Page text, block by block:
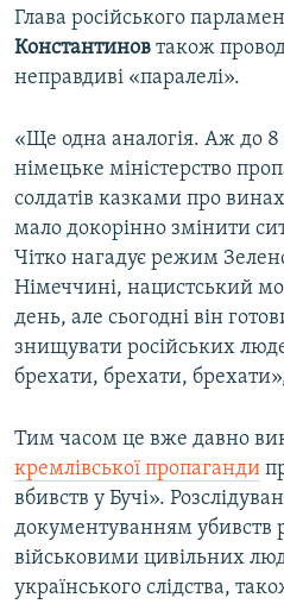
Глава російського
Константинов також
неправдиві «паралелі».
«Ще одна аналогія. Аж до 8
німецьке міністерство
солдатів казками про
мало докорінно змінити
Чітко нагадує режим
Німеччині, нацистський
день, але сьогодні він
знищувати російських
брехати, брехати,
Тим часом це вже давно
кремлівської пропаганди
вбивств у Бучі».
документуванням убивств
військовими цивільних
українського слідства,